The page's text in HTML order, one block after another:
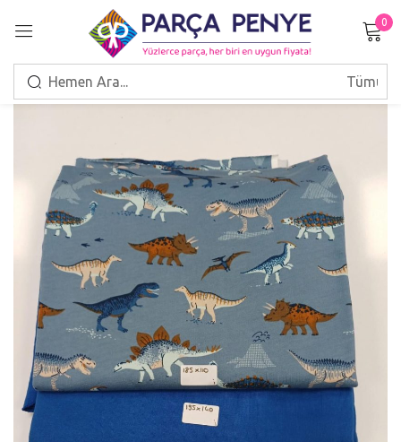
0
Giriş Yap
Beni hatırla Şifrenizi mi unuttunuz?
GIRIŞ
HESAP OLUŞTUR